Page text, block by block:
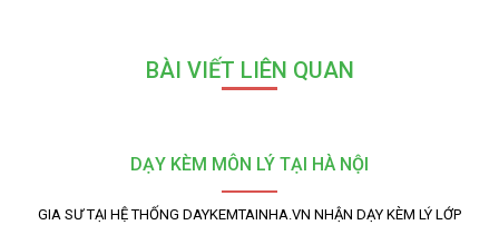
BÀI VIẾT LIÊN QUAN
DẠY KÈM MÔN LÝ TẠI HÀ NỘI
GIA SƯ TẠI HỆ THỐNG DAYKEMTAINHA.VN NHẬN DẠY KÈM LÝ LỚP